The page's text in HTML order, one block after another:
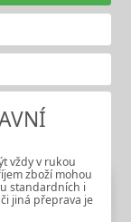
vždy v rukou
zboží mohou
standardních i
jiná přeprava je